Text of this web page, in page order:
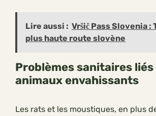
Lire aussi : Vršič Pass Slovenia :
plus haute route slovène
Problèmes sanitaires liés
animaux envahissants
Les rats et les moustiques, en plus